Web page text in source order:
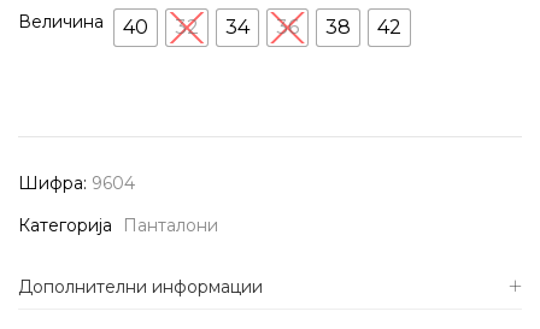
Величина 40 32 34 36 38 42
Шифра: 9604
Категорија
Панталони
Дополнителни информации